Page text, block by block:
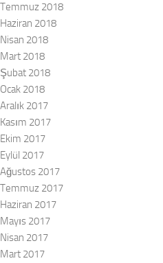
Temmuz 2018
Haziran 2018
Nisan 2018
Mart 2018
Şubat 2018
Ocak 2018
Aralık 2017
Kasım 2017
Ekim 2017
Eylül 2017
Ağustos 2017
Temmuz 2017
Haziran 2017
Mayıs 2017
Nisan 2017
Mart 2017